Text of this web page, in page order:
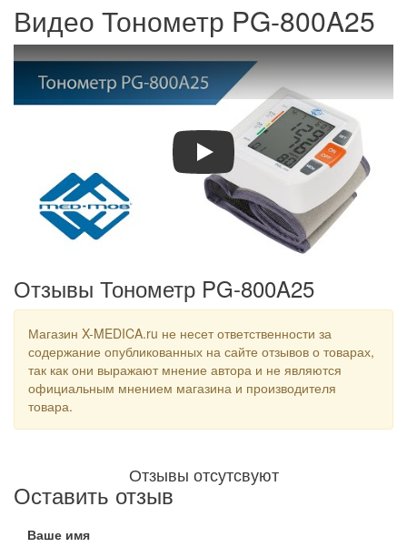
Видео Тонометр PG-800A25
Play
Отзывы Тонометр PG-800A25
Магазин X-MEDICA.ru не несет ответственности за
содержание опубликованных на сайте отзывов о товарах,
так как они выражают мнение автора и не являются
официальным мнением магазина и производителя
товара.
Отзывы отсутсвуют
Оставить отзыв
Ваше имя